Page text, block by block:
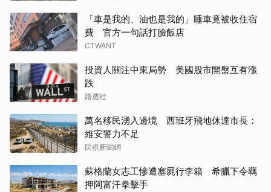
「車是我的、油也是我的」睡車竟被收住宿
費 官方一句話打臉飯店
CTWANT
投資人關注中東局勢 美國股市開盤互有漲
跌
路透社
萬名移民湧入邊境 西班牙飛地休達市長：
維安警力不足
民視新聞網
蘇格蘭女志工慘遭塞屍行李箱 希臘下令羈
押阿富汗拳擊手